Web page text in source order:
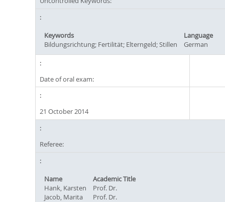
Keywords
Language
Bildungsrichtung; Fertilität; Elterngeld; Stillen
German
Date of oral exam:
21 October 2014
Referee:
Name
Academic Title
Hank, Karsten
Prof. Dr.
Jacob, Marita
Prof. Dr.